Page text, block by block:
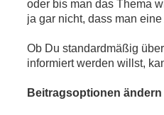
oder bis man das Thema
ja gar nicht, dass man
Ob Du standardmäßig
informiert werden willst,
Beitragsoptionen ändern